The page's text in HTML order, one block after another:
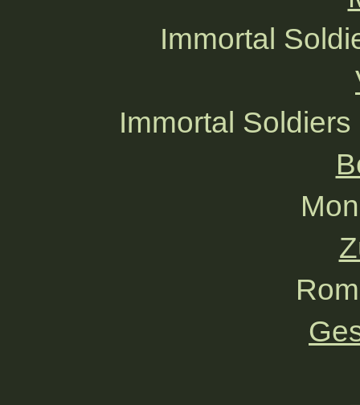
Immortal
Immortal